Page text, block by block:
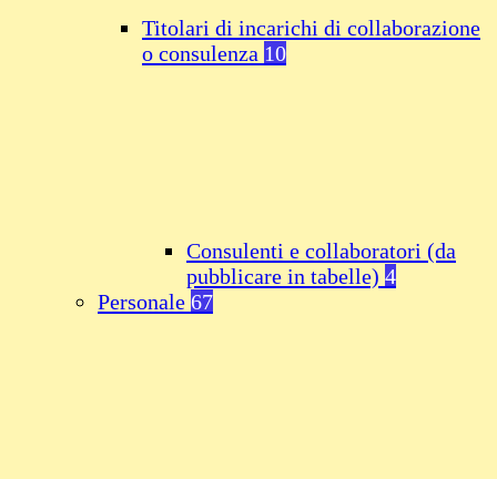
Titolari di incarichi di collaborazione
o consulenza 10
Consulenti e collaboratori (da
pubblicare in tabelle) 4
Personale 67